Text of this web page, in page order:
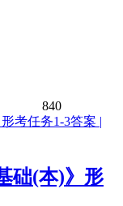
840
础(本)》形